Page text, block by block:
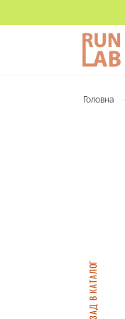
Головна
НАЗАД В КАТАЛОГ